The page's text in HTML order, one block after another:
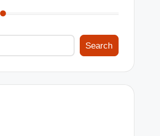
Search